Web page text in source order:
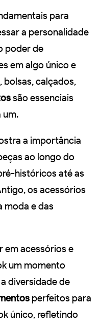
para
a personalidade
poder de
em algo único e
bolsas, calçados,
são essenciais
um.
a importância
ao longo do
históricos até as
os acessórios
moda e das
em acessórios e
um momento
diversidade de
perfeitos para
único, refletindo